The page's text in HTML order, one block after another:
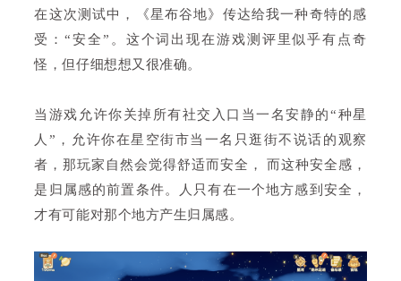
在这次测试中，《星布谷地》传达给我一种奇特的感
受：“安全”。这个词出现在游戏测评里似乎有点奇
怪，但仔细想想又很准确。
当游戏允许你关掉所有社交入口当一名安静的“种星
人”，允许你在星空街市当一名只逛街不说话的观察
者，那玩家自然会觉得舒适而安全， 而这种安全感，
是归属感的前置条件。人只有在一个地方感到安全，
才有可能对那个地方产生归属感。